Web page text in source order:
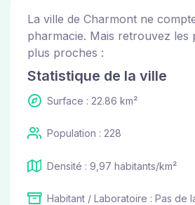
La ville de Charmont ne
pharmacie. Mais retrouvez les
plus proches :
Statistique de la ville
Surface : 22.86 km²
Population : 228
Densité : 9,97 habitants/km²
Habitant / Laboratoire : Pas de